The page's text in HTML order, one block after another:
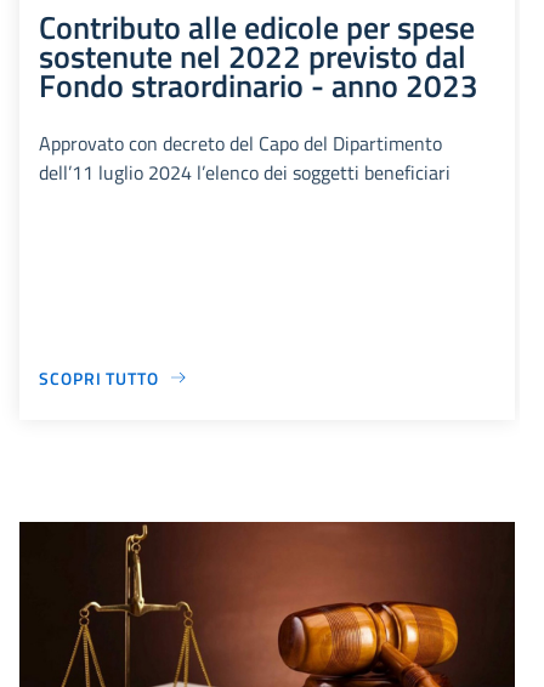
Contributo alle edicole per spese
sostenute nel 2022 previsto dal
Fondo straordinario - anno 2023
Approvato con decreto del Capo del Dipartimento
dell’11 luglio 2024 l’elenco dei soggetti beneficiari
SCOPRI TUTTO